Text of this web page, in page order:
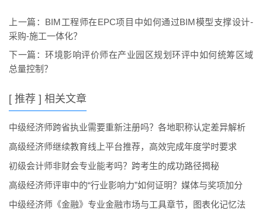
上一篇： BIM工程师在EPC项目中如何通过BIM模型支撑设计-
采购-施工一体化？
下一篇： 环境影响评价师在产业园区规划环评中如何统筹区域
总量控制？
[ 推荐 ] 相关文章
中级经济师跨省执业需要重新注册吗？各地职称认定差异解析
高级经济师继续教育线上平台推荐，高效完成年度学时要求
初级会计师非财会专业能考吗？跨考生的成功路径揭秘
高级经济师评审中的“行业影响力”如何证明？媒体与奖项加分
中级经济师《金融》专业金融市场与工具章节，图表化记忆法